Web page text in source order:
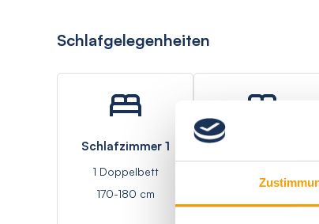
Schlafgelegenheiten
Schlafzimmer 1
1 Doppelbett
170-180 cm
Schlafzimmer 2